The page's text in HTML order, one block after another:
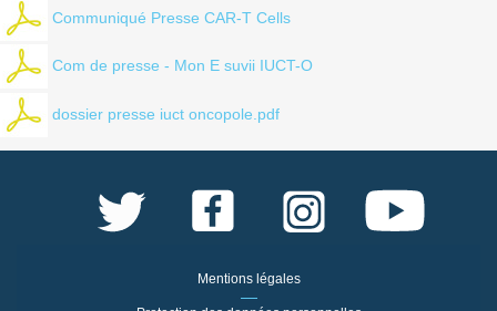
Communiqué Presse CAR-T Cells
Com de presse - Mon E suvii IUCT-O
dossier presse iuct oncopole.pdf
Mentions légales